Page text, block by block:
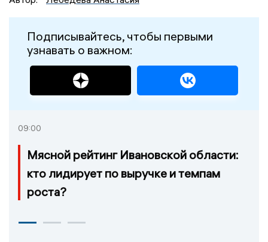
Подписывайтесь, чтобы первыми
узнавать о важном:
09:00
Мясной рейтинг Ивановской области:
кто лидирует по выручке и темпам
роста?